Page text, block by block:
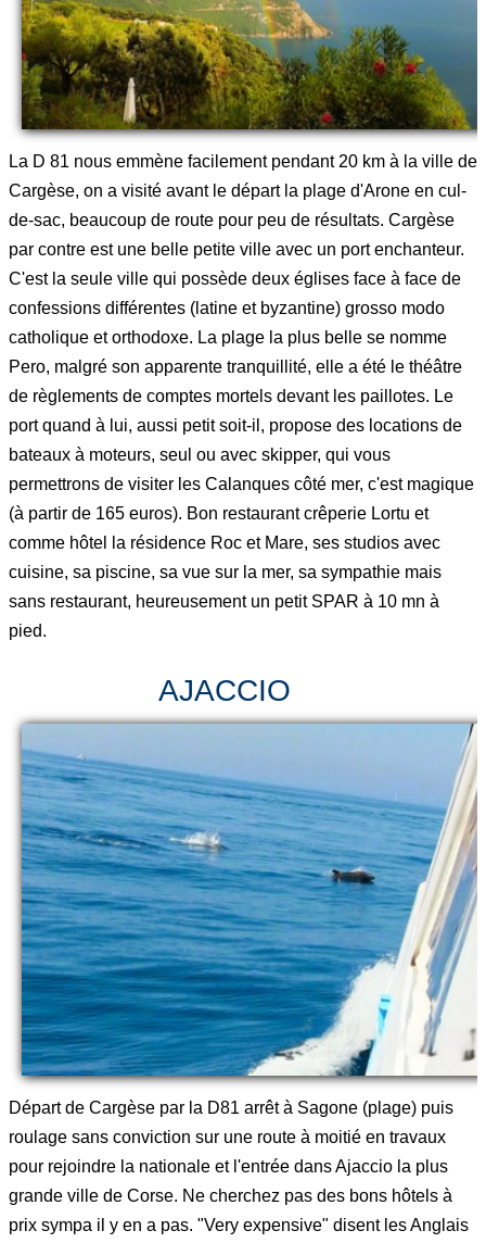
La D 81 nous emmène facilement pendant 20 km à la ville de
Cargèse, on a visité avant le départ la plage d'Arone en cul-
de-sac, beaucoup de route pour peu de résultats. Cargèse
par contre est une belle petite ville avec un port enchanteur.
C'est la seule ville qui possède deux églises face à face de
confessions différentes (latine et byzantine) grosso modo
catholique et orthodoxe. La plage la plus belle se nomme
Pero, malgré son apparente tranquillité, elle a été le théâtre
de règlements de comptes mortels devant les paillotes. Le
port quand à lui, aussi petit soit-il, propose des locations de
bateaux à moteurs, seul ou avec skipper, qui vous
permettrons de visiter les Calanques côté mer, c'est magique
(à partir de 165 euros). Bon restaurant crêperie Lortu et
comme hôtel la résidence Roc et Mare, ses studios avec
cuisine, sa piscine, sa vue sur la mer, sa sympathie mais
sans restaurant, heureusement un petit SPAR à 10 mn à
pied.
AJACCIO
Départ de Cargèse par la D81 arrêt à Sagone (plage) puis
roulage sans conviction sur une route à moitié en travaux
pour rejoindre la nationale et l'entrée dans Ajaccio la plus
grande ville de Corse. Ne cherchez pas des bons hôtels à
prix sympa il y en a pas. "Very expensive" disent les Anglais